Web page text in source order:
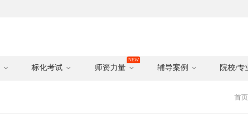
标化考试 师资力量 辅导案例 院校/专
首页